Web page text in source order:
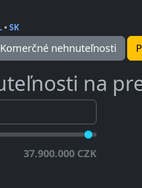
•SK
Komerčné nehnuteľnosti
na
37.900.000 CZK